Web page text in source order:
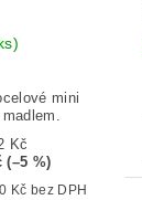
mini
Kč
(–5 %)
810 Kč bez DPH